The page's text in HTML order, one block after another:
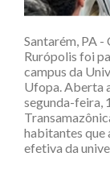
Santarém, PA
Rurópolis foi
campus da
Ufopa. Aberta
segunda-feira,
habitantes que
efetiva da